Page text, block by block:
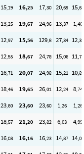
15,19 16,25 17,30 20,69 15,68
13,25 19,67 24,96 13,37 1,40
12,97 15,56 129,8 27,34 12,36
12,55 18,67 24,78 15,06 11,71
16,71 20,07 24,98 15,21 10,88
18,46 19,65 26,01 12,24 8,74
23,60 23,60 23,60 1,26 1,26
18,57 21,20 23,82 6,03 4,99
16,08 16,16 16,23 14,87 14,06